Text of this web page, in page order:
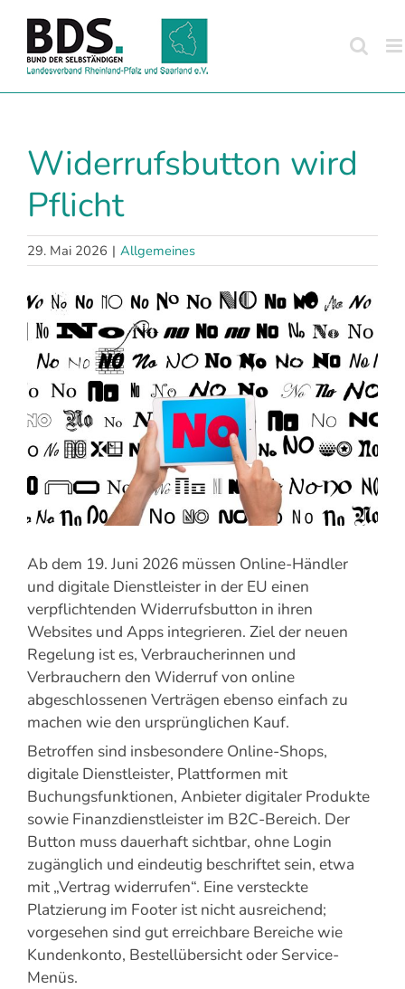
Inhalt
springen
Widerrufsbutton wird
Pflicht
29. Mai 2026 | Allgemeines
Zeige
grösseres
Bild
Ab dem 19. Juni 2026 müssen Online-Händler
und digitale Dienstleister in der EU einen
verpflichtenden Widerrufsbutton in ihren
Websites und Apps integrieren. Ziel der neuen
Regelung ist es, Verbraucherinnen und
Verbrauchern den Widerruf von online
abgeschlossenen Verträgen ebenso einfach zu
machen wie den ursprünglichen Kauf.
Betroffen sind insbesondere Online-Shops,
digitale Dienstleister, Plattformen mit
Buchungsfunktionen, Anbieter digitaler Produkte
sowie Finanzdienstleister im B2C-Bereich. Der
Button muss dauerhaft sichtbar, ohne Login
zugänglich und eindeutig beschriftet sein, etwa
mit „Vertrag widerrufen“. Eine versteckte
Platzierung im Footer ist nicht ausreichend;
vorgesehen sind gut erreichbare Bereiche wie
Kundenkonto, Bestellübersicht oder Service-
Menüs.